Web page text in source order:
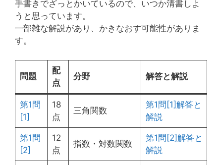
手書きでざっとかいているので、いつか清書しよ
うと思っています。
一部雑な解説があり、かきなおす可能性がありま
す。
問題
配
点
分野 解答と解説
第1問
[1]
18
点
三角関数
第1問[1]解答と
解説
第1問
[2]
12
点
指数・対数関数
第1問[2]解答と
解説